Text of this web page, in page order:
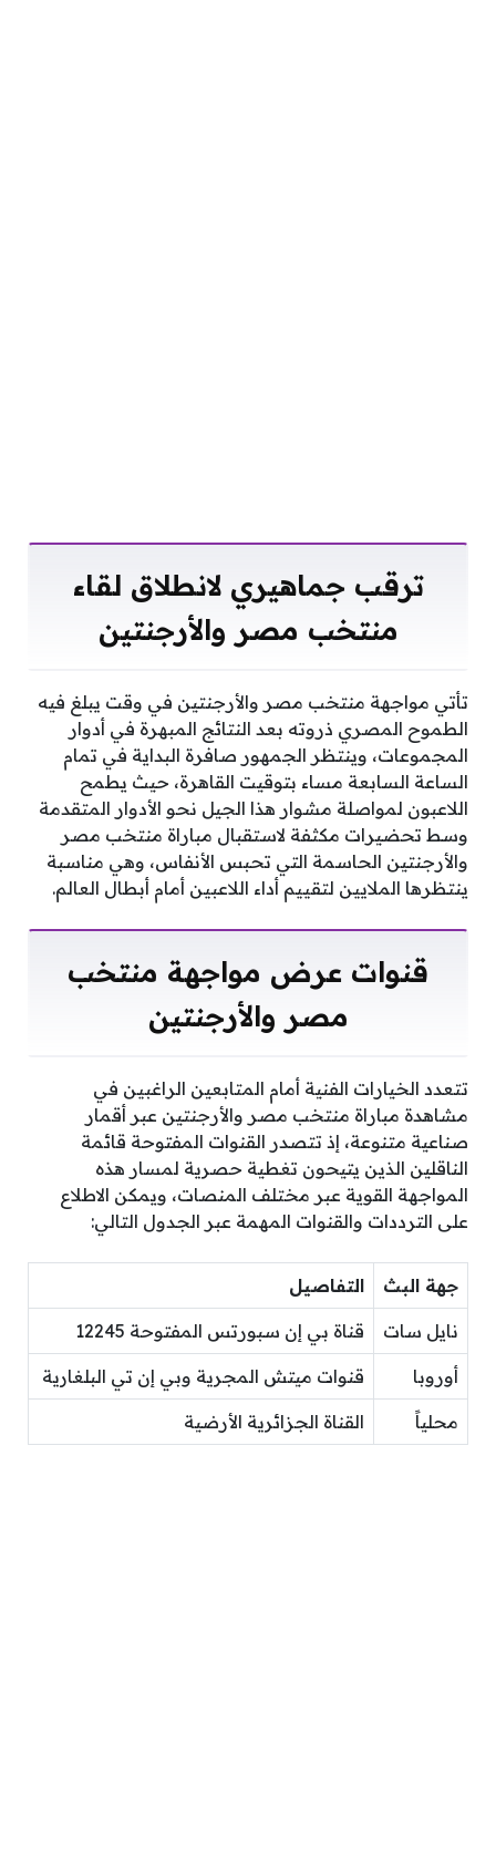
ترقب جماهيري لانطلاق لقاء
منتخب مصر والأرجنتين
تأتي مواجهة منتخب مصر والأرجنتين في وقت يبلغ فيه
الطموح المصري ذروته بعد النتائج المبهرة في أدوار
المجموعات، وينتظر الجمهور صافرة البداية في تمام
الساعة السابعة مساء بتوقيت القاهرة، حيث يطمح
اللاعبون لمواصلة مشوار هذا الجيل نحو الأدوار المتقدمة
وسط تحضيرات مكثفة لاستقبال مباراة منتخب مصر
والأرجنتين الحاسمة التي تحبس الأنفاس، وهي مناسبة
ينتظرها الملايين لتقييم أداء اللاعبين أمام أبطال العالم.
قنوات عرض مواجهة منتخب
مصر والأرجنتين
تتعدد الخيارات الفنية أمام المتابعين الراغبين في
مشاهدة مباراة منتخب مصر والأرجنتين عبر أقمار
صناعية متنوعة، إذ تتصدر القنوات المفتوحة قائمة
الناقلين الذين يتيحون تغطية حصرية لمسار هذه
المواجهة القوية عبر مختلف المنصات، ويمكن الاطلاع
على الترددات والقنوات المهمة عبر الجدول التالي:
جهة البث التفاصيل
نايل سات قناة بي إن سبورتس المفتوحة 12245
أوروبا قنوات ميتش المجرية وبي إن تي البلغارية
محلياً القناة الجزائرية الأرضية